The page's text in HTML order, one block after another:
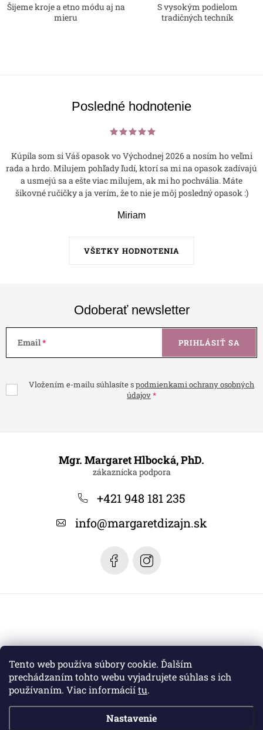
Tento web používa súbory cookie. Ďalším
prechádzaním tohto webu vyjadrujete súhlas s ich
používaním. Viac informáciítu.
Nastavenie
Šijeme kroje a etno módu aj na
mieru
S vysokým podielom
tradičných techník
Posledné hodnotenie
VŠETKY HODNOTENIA
Kúpila som si Váš opasok vo Východnej 2026 a nosím ho veľmi
rada a hrdo. Milujem pohľady ľudí, ktorí sa mi na opasok zadívajú
a usmejú sa a ešte viac milujem, ak mi ho pochvália. Máte
šikovné ručičky a ja verím, že to nie je môj posledný opasok :)
Miriam
Odoberať newsletter
Email
Vložením e-mailu súhlasíte spodmienkami ochrany osobných
údajov
PRIHLÁSIŤ SA
Mgr. Margaret Hlbocká, PhD.
+421 948 181 235
info@margaretdizajn.sk